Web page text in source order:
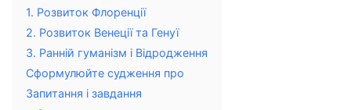
1. Розвиток Флоренції
2. Розвиток Венеції та Генуї
3. Ранній гуманізм і Відродження
Сформулюйте судження про
Запитання і завдання